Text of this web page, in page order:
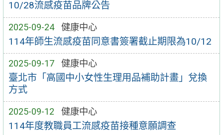
10/28流感疫苗品牌公告
2025-09-24 健康中心
114年師生流感疫苗同意書簽署截止期限為10/12
2025-09-17 健康中心
臺北市「高國中小女性生理用品補助計畫」兌換
方式
2025-09-12 健康中心
114年度教職員工流感疫苗接種意願調查